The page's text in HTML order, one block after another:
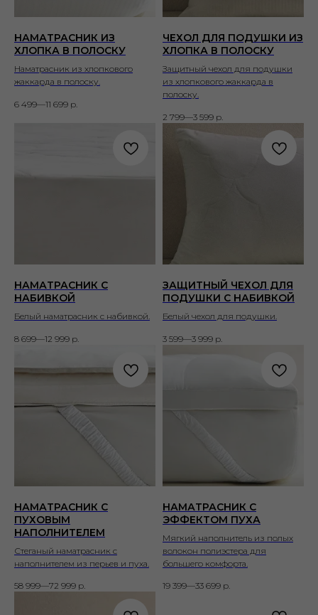
НАМАТРАСНИК ИЗ
ХЛОПКА В ПОЛОСКУ
Наматрасник из хлопкового
жаккарда в полоску.
6 499—11 699 р.
ЧЕХОЛ ДЛЯ ПОДУШКИ ИЗ
ХЛОПКА В ПОЛОСКУ
Защитный чехол для подушки
из хлопкового жаккарда в
полоску.
2 799—3 599 р.
НАМАТРАСНИК С
НАБИВКОЙ
Белый наматрасник с набивкой.
8 699—12 999 р.
ЗАЩИТНЫЙ ЧЕХОЛ ДЛЯ
ПОДУШКИ С НАБИВКОЙ
Белый чехол для подушки.
3 599—3 999 р.
НАМАТРАСНИК С
ПУХОВЫМ
НАПОЛНИТЕЛЕМ
Стеганый наматрасник с
наполнителем из перьев и пуха.
58 999—72 999 р.
НАМАТРАСНИК С
ЭФФЕКТОМ ПУХА
Мягкий наполнитель из полых
волокон полиэстера для
большего комфорта.
19 399—33 699 р.